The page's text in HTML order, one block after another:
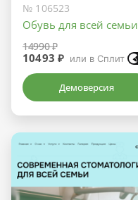
№ 106523
Обувь для всей семьи
14990 ₽
10493 ₽ или в Сплит
Демоверсия